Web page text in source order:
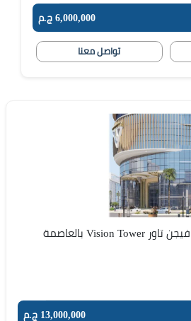
6,000,000 ج.م
تواصل معنا
أسعار تنافسية في مول فيجن تاور Vision Tower بالعاصمة
13,000,000 ج.م